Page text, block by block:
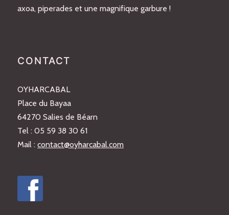
axoa, piperades et une magnifique garbure !
CONTACT
OYHARCABAL
Place du Bayaa
64270 Salies de Béarn
Tel : 05 59 38 30 61
Mail : contact@oyharcabal.com